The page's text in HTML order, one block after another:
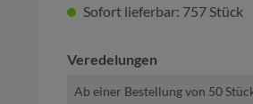
Sofort lieferbar: 757 Stück
Veredelungen
Ab einer Bestellung von 50